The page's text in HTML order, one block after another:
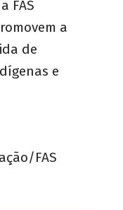
FAS
a
de
e
FAS